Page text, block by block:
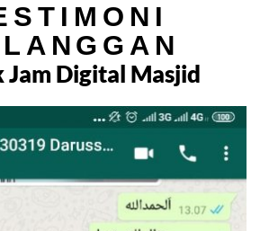
Jam Digital Masjid